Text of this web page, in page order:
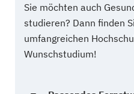
Sie möchten auch
studieren? Dann finden
umfangreichen
Wunschstudium!